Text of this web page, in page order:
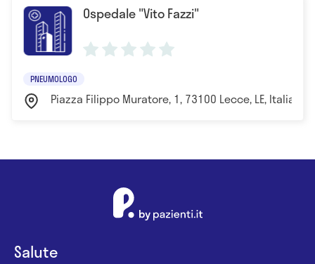
Ospedale "Vito Fazzi"
PNEUMOLOGO
Piazza Filippo Muratore, 1, 73100 Lecce, LE, Italia
Salute